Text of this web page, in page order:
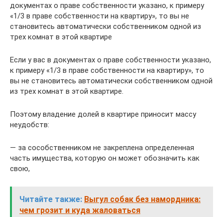
документах о праве собственности указано, к примеру
«1/3 в праве собственности на квартиру», то вы не
становитесь автоматически собственником одной из
трех комнат в этой квартире
Если у вас в документах о праве собственности указано,
к примеру «1/3 в праве собственности на квартиру», то
вы не становитесь автоматически собственником одной
из трех комнат в этой квартире.
Поэтому владение долей в квартире приносит массу
неудобств:
— за сособственником не закреплена определенная
часть имущества, которую он может обозначить как
свою,
Читайте также: Выгул собак без намордника:
чем грозит и куда жаловаться